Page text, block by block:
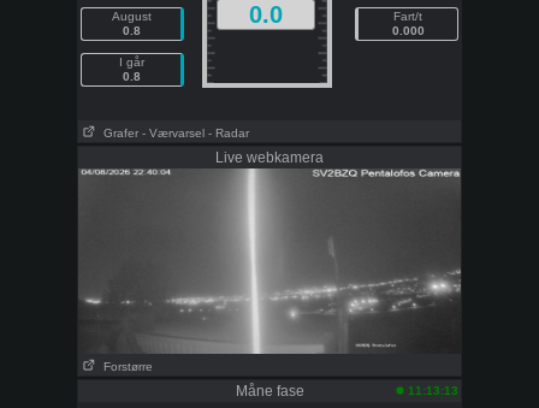
August
0.8
I går
0.8
0.0
Fart/t
0.000
Grafer - Værvarsel - Radar
Live webkamera
Forstørre
Måne fase 11:13:13